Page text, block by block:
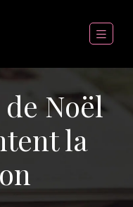
Noël
la